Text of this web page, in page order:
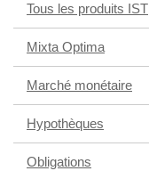
Tous les produits IST
Mixta Optima
Marché monétaire
Hypothèques
Obligations